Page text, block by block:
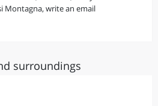
Montagna, write an email
surroundings